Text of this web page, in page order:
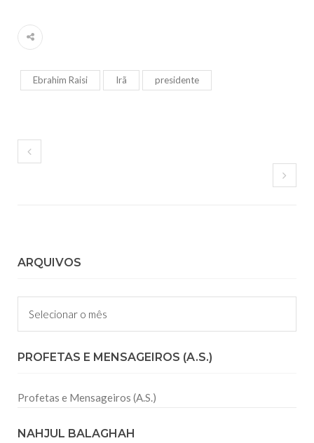
Ebrahim Raisi Irã presidente
ARQUIVOS
Arquivos
PROFETAS E MENSAGEIROS (A.S.)
Profetas e Mensageiros (A.S.)
NAHJUL BALAGHAH